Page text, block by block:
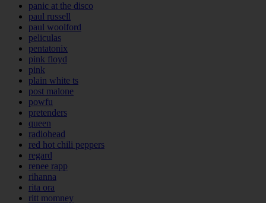
panic at the disco
paul russell
paul woolford
peliculas
pentatonix
pink floyd
pink
plain white ts
post malone
powfu
pretenders
queen
radiohead
red hot chili peppers
regard
renee rapp
rihanna
rita ora
ritt momney